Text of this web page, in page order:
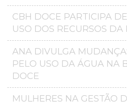
CBH DOCE PARTICIPA
USO DOS RECURSOS DA
ANA DIVULGA
PELO USO DA ÁGUA NA
DOCE
MULHERES NA GESTÃO